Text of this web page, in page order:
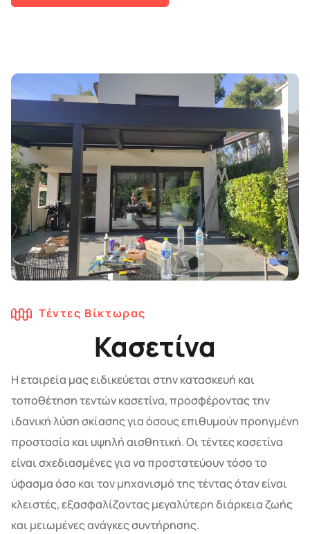
Τέντες Βίκτωρας
Κασετίνα
Η εταιρεία μας ειδικεύεται στην κατασκευή και
τοποθέτηση τεντών κασετίνα, προσφέροντας την
ιδανική λύση σκίασης για όσους επιθυμούν προηγμένη
προστασία και υψηλή αισθητική. Οι τέντες κασετίνα
είναι σχεδιασμένες για να προστατεύουν τόσο το
ύφασμα όσο και τον μηχανισμό της τέντας όταν είναι
κλειστές, εξασφαλίζοντας μεγαλύτερη διάρκεια ζωής
και μειωμένες ανάγκες συντήρησης.